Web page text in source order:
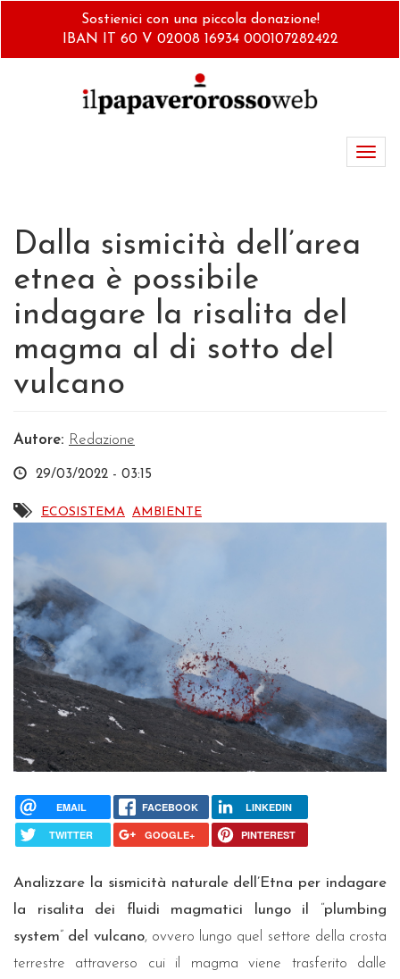
Sostienici con una piccola donazione!
IBAN IT 60 V 02008 16934 000107282422
Dalla sismicità dell’area
etnea è possibile
indagare la risalita del
magma al di sotto del
vulcano
Autore: Redazione
29/03/2022 - 03:15
ECOSISTEMA AMBIENTE
EMAIL FACEBOOK LINKEDIN
TWITTER GOOGLE+ PINTEREST
Analizzare la sismicità naturale dell’Etna per indagare
la risalita dei fluidi magmatici lungo il
“plumbing
system” del vulcano, ovvero lungo quel settore della crosta
terrestre attraverso cui il magma viene trasferito dalle